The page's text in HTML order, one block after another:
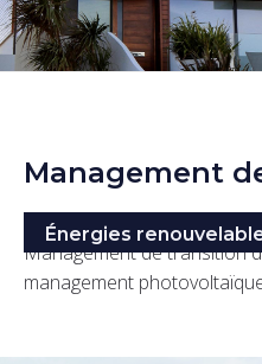
Énergies
Management
Management de transition
management